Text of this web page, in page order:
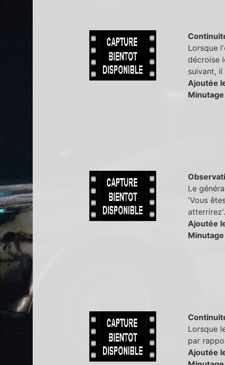
Lorsque
décroise
suivant, il
Ajoutée
Le
'Vous
atterrirez'.
Ajoutée
Lorsque
par
Ajoutée